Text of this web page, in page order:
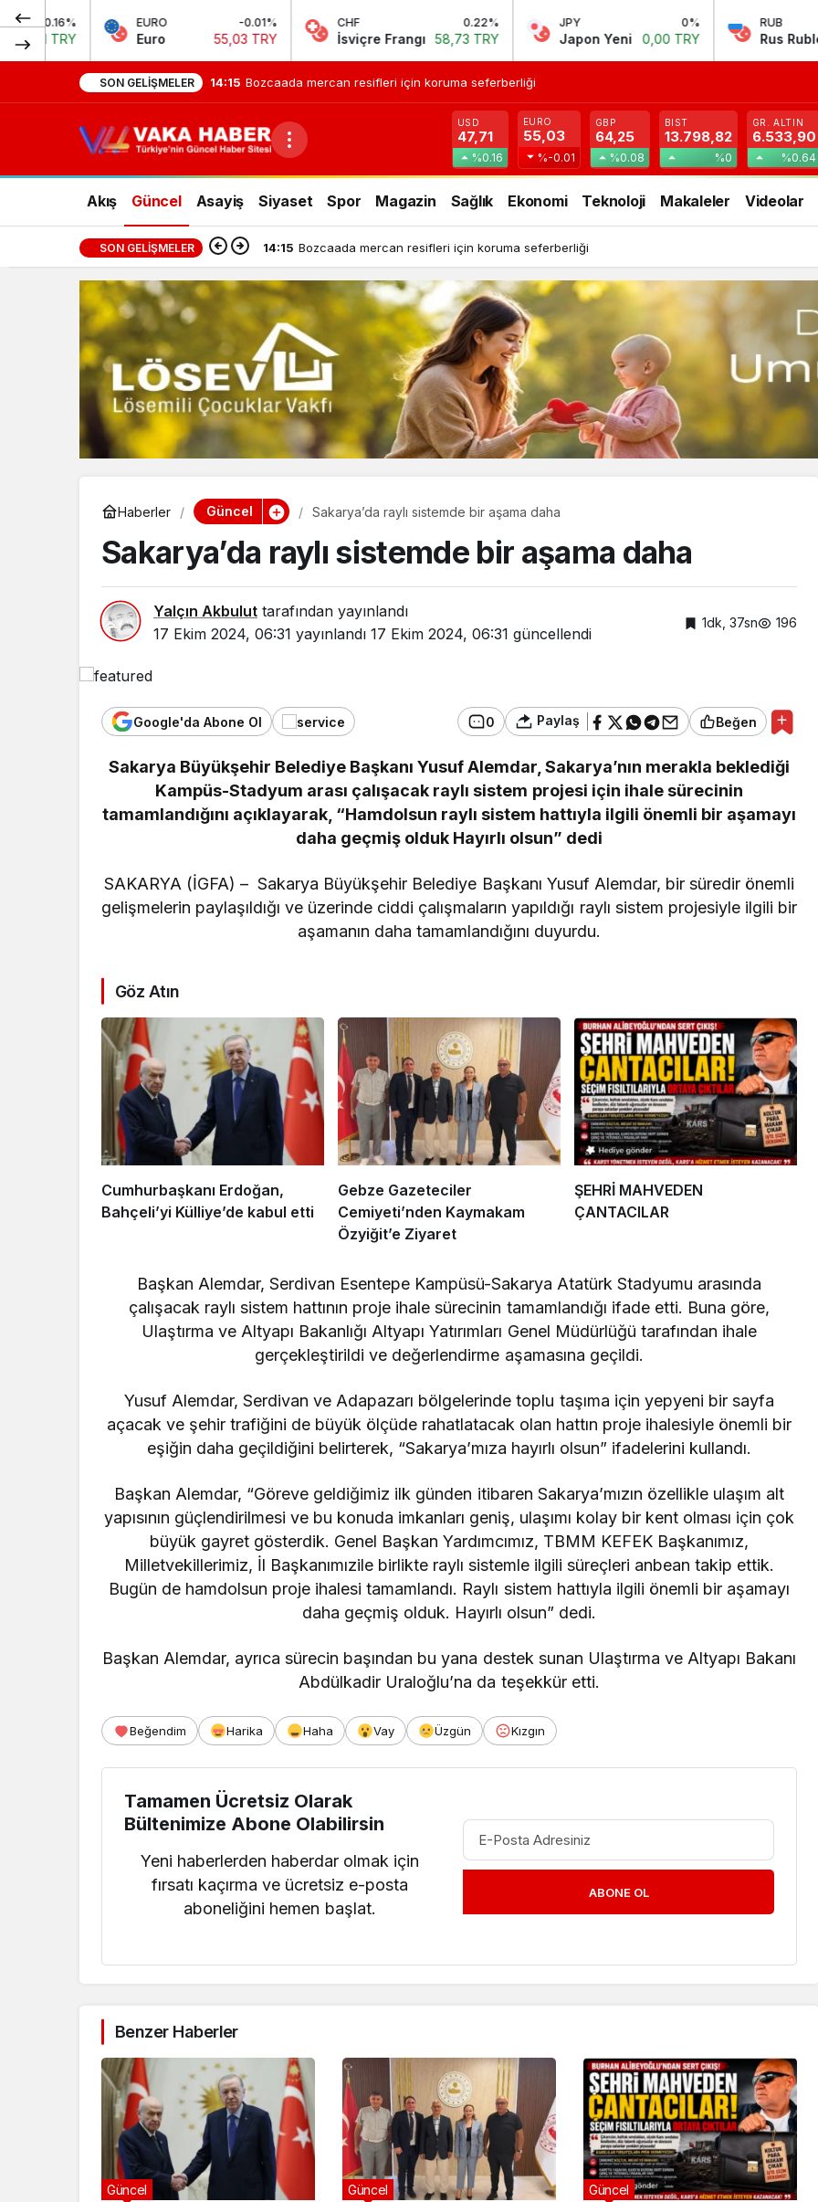
EURO -0.01%
Euro 55,03 TRY
CHF
İsviçre Frangı 58,73 TRY
JPY 0%
Japon Yeni 0,00 TRY
-0.34%
Rus Rublesi 0,58 TRY
SON GELIŞMELER 14:15 Bozcaada mercan resifleri için koruma seferberliği
USD
47,71
%0.16
EURO
55,03
%-0.01
GBP
64,25
%0.08
BIST
13.798,82
%0
GR. ALTIN
6.533,90
%0.64
Akış Güncel Asayiş Siyaset Spor Magazin Sağlık Ekonomi Teknoloji Makaleler Videolar
SON GELIŞMELER 14:15 Bozcaada mercan resifleri için koruma seferberliği
Haberler Güncel Sakarya’da raylı sistemde bir aşama daha
Sakarya’da raylı sistemde bir aşama daha
Yalçın Akbulut tarafından yayınlandı
17 Ekim 2024, 06:31 yayınlandı 17 Ekim 2024, 06:31 güncellendi
1dk, 37sn 196
Google'da Abone Ol 0 Paylaş Beğen
Sakarya Büyükşehir Belediye Başkanı Yusuf Alemdar, Sakarya’nın merakla beklediği
Kampüs-Stadyum arası çalışacak raylı sistem projesi için ihale sürecinin
tamamlandığını açıklayarak, “Hamdolsun raylı sistem hattıyla ilgili önemli bir aşamayı
daha geçmiş olduk Hayırlı olsun” dedi
SAKARYA (İGFA) – Sakarya Büyükşehir Belediye Başkanı Yusuf Alemdar, bir süredir önemli
gelişmelerin paylaşıldığı ve üzerinde ciddi çalışmaların yapıldığı raylı sistem projesiyle ilgili bir
aşamanın daha tamamlandığını duyurdu.
Göz Atın
Cumhurbaşkanı Erdoğan,
Bahçeli’yi Külliye’de kabul etti
Gebze Gazeteciler
Cemiyeti’nden Kaymakam
Özyiğit’e Ziyaret
ŞEHRİ MAHVEDEN
ÇANTACILAR
Başkan Alemdar, Serdivan Esentepe Kampüsü-Sakarya Atatürk Stadyumu arasında
çalışacak raylı sistem hattının proje ihale sürecinin tamamlandığı ifade etti. Buna göre,
Ulaştırma ve Altyapı Bakanlığı Altyapı Yatırımları Genel Müdürlüğü tarafından ihale
gerçekleştirildi ve değerlendirme aşamasına geçildi.
Yusuf Alemdar, Serdivan ve Adapazarı bölgelerinde toplu taşıma için yepyeni bir sayfa
açacak ve şehir trafiğini de büyük ölçüde rahatlatacak olan hattın proje ihalesiyle önemli bir
eşiğin daha geçildiğini belirterek, “Sakarya’mıza hayırlı olsun” ifadelerini kullandı.
Başkan Alemdar, “Göreve geldiğimiz ilk günden itibaren Sakarya’mızın özellikle ulaşım alt
yapısının güçlendirilmesi ve bu konuda imkanları geniş, ulaşımı kolay bir kent olması için çok
büyük gayret gösterdik. Genel Başkan Yardımcımız, TBMM KEFEK Başkanımız,
Milletvekillerimiz, İl Başkanımızile birlikte raylı sistemle ilgili süreçleri anbean takip ettik.
Bugün de hamdolsun proje ihalesi tamamlandı. Raylı sistem hattıyla ilgili önemli bir aşamayı
daha geçmiş olduk. Hayırlı olsun” dedi.
Başkan Alemdar, ayrıca sürecin başından bu yana destek sunan Ulaştırma ve Altyapı Bakanı
Abdülkadir Uraloğlu’na da teşekkür etti.
Beğendim Harika Haha Vay Üzgün Kızgın
Tamamen Ücretsiz Olarak
Bültenimize Abone Olabilirsin
Yeni haberlerden haberdar olmak için
fırsatı kaçırma ve ücretsiz e-posta
aboneliğini hemen başlat.
ABONE OL
Benzer Haberler
Güncel Güncel Güncel
Yaşam
Bozcaada mercan
resifleri için koruma
seferberliği
Güncel
Cumhurbaşkanı
Erdoğan, Bahçeli’yi